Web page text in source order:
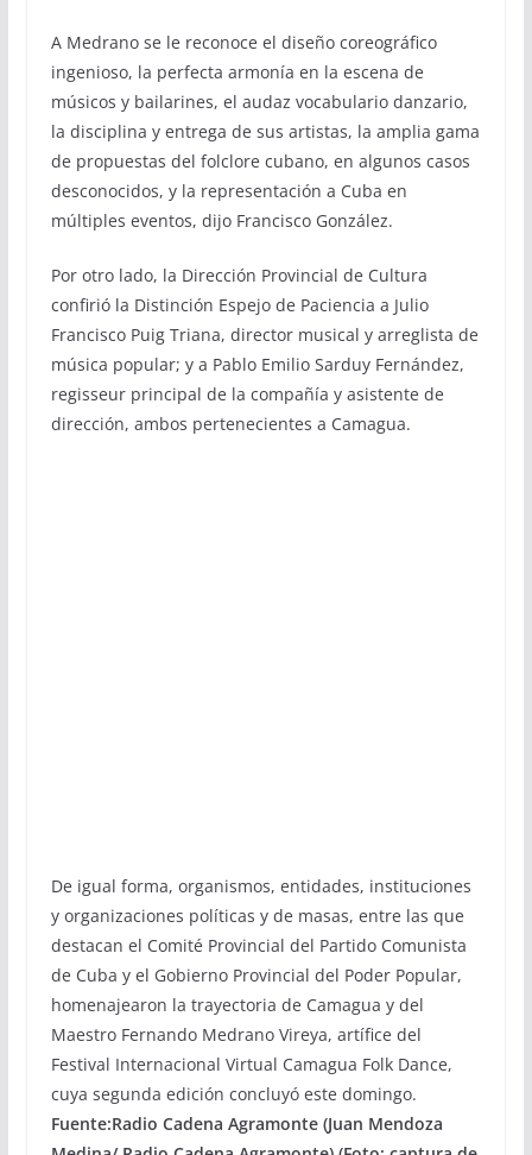
A Medrano se le reconoce el diseño coreográfico
ingenioso, la perfecta armonía en la escena de
músicos y bailarines, el audaz vocabulario danzario,
la disciplina y entrega de sus artistas, la amplia gama
de propuestas del folclore cubano, en algunos casos
desconocidos, y la representación a Cuba en
múltiples eventos, dijo Francisco González.
Por otro lado, la Dirección Provincial de Cultura
confirió la Distinción Espejo de Paciencia a Julio
Francisco Puig Triana, director musical y arreglista de
música popular; y a Pablo Emilio Sarduy Fernández,
regisseur principal de la compañía y asistente de
dirección, ambos pertenecientes a Camagua.
De igual forma, organismos, entidades, instituciones
y organizaciones políticas y de masas, entre las que
destacan el Comité Provincial del Partido Comunista
de Cuba y el Gobierno Provincial del Poder Popular,
homenajearon la trayectoria de Camagua y del
Maestro Fernando Medrano Vireya, artífice del
Festival Internacional Virtual Camagua Folk Dance,
cuya segunda edición concluyó este domingo.
Fuente:Radio Cadena Agramonte (Juan Mendoza